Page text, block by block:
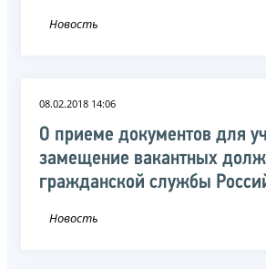
Новость
08.02.2018 14:06
О приеме документов для
замещение вакантных
гражданской службы
Новость